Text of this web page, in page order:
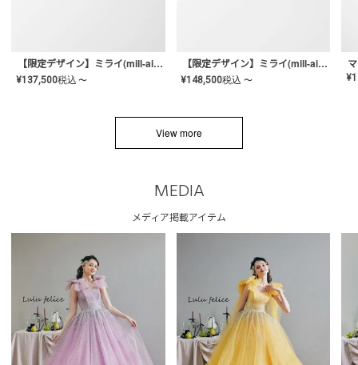
【限定デザイン】ミライ(mill-ai)リング
¥137,500税込 〜
【限定デザイン】ミライ(mill-ai)リング
¥148,500税込 〜 ¥
View more
MEDIA
メディア掲載アイテム